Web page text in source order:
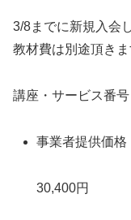
3/8までに新規入会
教材費は別途頂きま
講座・サービス番
事業者提供価格
30,400円